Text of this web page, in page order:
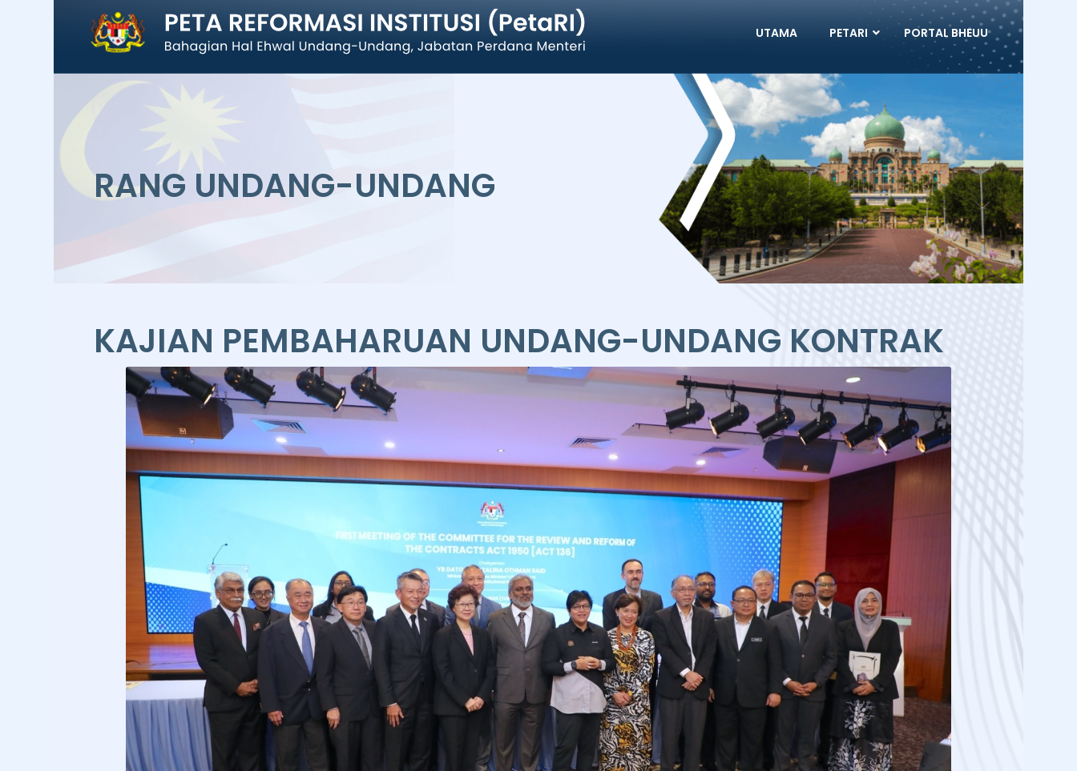
UTAMA PETARI PORTAL BHEUU
RANG UNDANG-UNDANG
KAJIAN PEMBAHARUAN UNDANG-UNDANG KONTRAK